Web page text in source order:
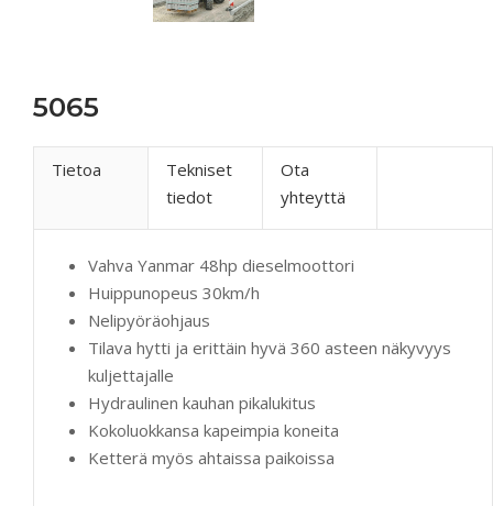
5065
Tietoa
Tekniset
tiedot
Ota
yhteyttä
Vahva Yanmar 48hp dieselmoottori
Huippunopeus 30km/h
Nelipyöräohjaus
Tilava hytti ja erittäin hyvä 360 asteen näkyvyys
kuljettajalle
Hydraulinen kauhan pikalukitus
Kokoluokkansa kapeimpia koneita
Ketterä myös ahtaissa paikoissa